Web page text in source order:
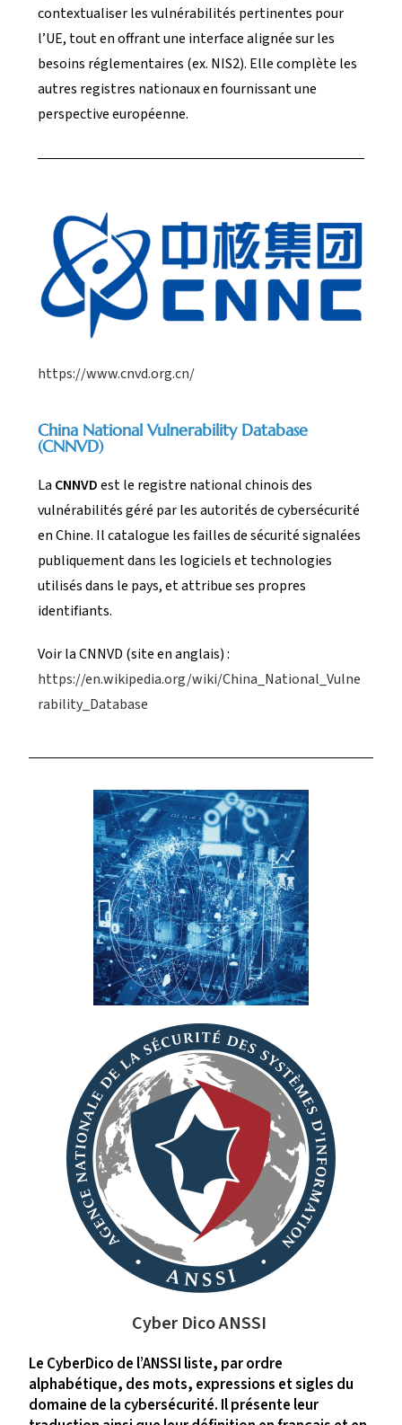
contextualiser les vulnérabilités pertinentes pour
l’UE, tout en offrant une interface alignée sur les
besoins réglementaires (ex. NIS2). Elle complète les
autres registres nationaux en fournissant une
perspective européenne.
https://www.cnvd.org.cn/
China National Vulnerability Database
(CNNVD)
La CNNVDest le registre national chinois des
vulnérabilités géré par les autorités de cybersécurité
en Chine. Il catalogue les failles de sécurité signalées
publiquement dans les logiciels et technologies
utilisés dans le pays, et attribue ses propres
identifiants.
Voir la CNNVD (site en anglais) :
https://en.wikipedia.org/wiki/China_National_Vulne
rability_Database
Cyber Dico ANSSI
Le CyberDico de l’ANSSI liste, par ordre
alphabétique, des mots, expressions et sigles du
domaine de la cybersécurité. Il présente leur